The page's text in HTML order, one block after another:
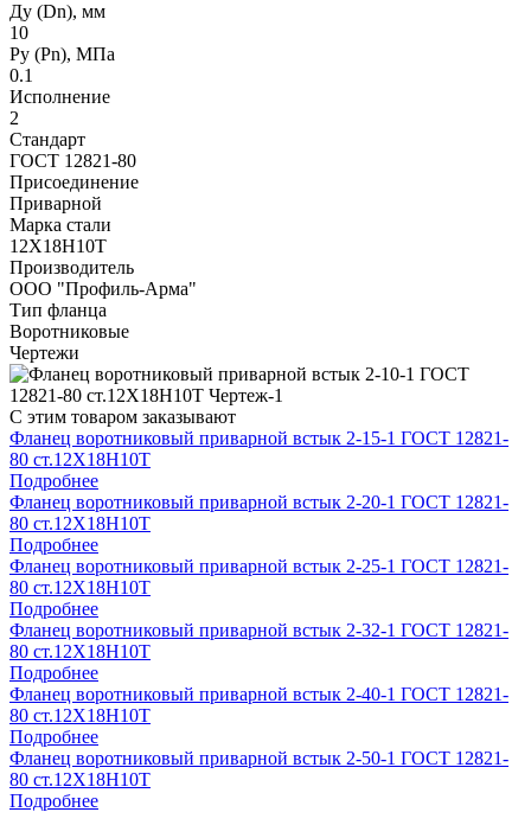
Ду (Dn), мм
10
Ру (Рn), МПа
0.1
Исполнение
2
Стандарт
ГОСТ 12821-80
Присоединение
Приварной
Марка стали
12Х18Н10Т
Производитель
ООО "Профиль-Арма"
Тип фланца
Воротниковые
Чертежи
С этим товаром заказывают
Фланец воротниковый приварной встык 2-15-1 ГОСТ 12821-
80 ст.12Х18Н10Т
Подробнее
Фланец воротниковый приварной встык 2-20-1 ГОСТ 12821-
80 ст.12Х18Н10Т
Подробнее
Фланец воротниковый приварной встык 2-25-1 ГОСТ 12821-
80 ст.12Х18Н10Т
Подробнее
Фланец воротниковый приварной встык 2-32-1 ГОСТ 12821-
80 ст.12Х18Н10Т
Подробнее
Фланец воротниковый приварной встык 2-40-1 ГОСТ 12821-
80 ст.12Х18Н10Т
Подробнее
Фланец воротниковый приварной встык 2-50-1 ГОСТ 12821-
80 ст.12Х18Н10Т
Подробнее